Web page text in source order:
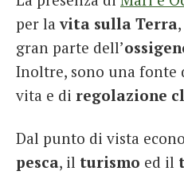
per lavita sulla Terra
gran parte dell’
Inoltre, sono una fonte
vita e di regolazione
Dal punto di vista
pesca, il turismo ed il